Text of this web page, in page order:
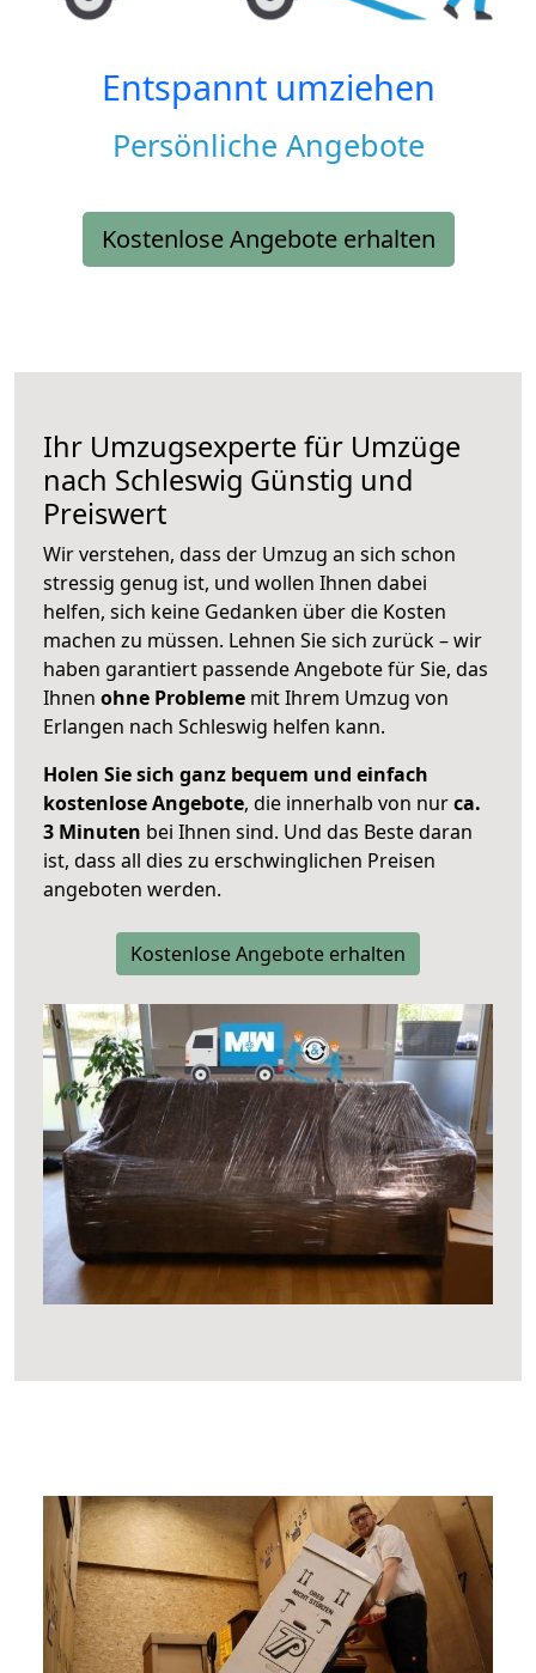
Entspannt umziehen
Persönliche Angebote
Kostenlose Angebote erhalten
Ihr Umzugsexperte für Umzüge
nach Schleswig Günstig und
Preiswert
Wir verstehen, dass der Umzug an sich schon
stressig genug ist, und wollen Ihnen dabei
helfen, sich keine Gedanken über die Kosten
machen zu müssen. Lehnen Sie sich zurück – wir
haben garantiert passende Angebote für Sie, das
Ihnen ohne Probleme mit Ihrem Umzug von
Erlangen nach Schleswig helfen kann.
Holen Sie sich ganz bequem und einfach
kostenlose Angebote, die innerhalb von nurca.
3 Minuten bei Ihnen sind. Und das Beste daran
ist, dass all dies zu erschwinglichen Preisen
angeboten werden.
Kostenlose Angebote erhalten